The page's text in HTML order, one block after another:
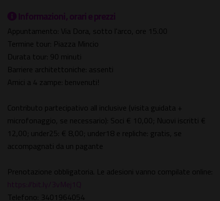
Informazioni, orari e prezzi
Appuntamento: Via Dora, sotto l'arco, ore 15.00
Termine tour: Piazza Mincio
Durata tour: 90 minuti
Barriere architettoniche: assenti
Amici a 4 zampe: benvenuti!
Contributo partecipativo all inclusive (visita guidata +
microfonaggio, se necessario): Soci € 10,00; Nuovi iscritti €
12,00; under25: € 8,00; under18 e repliche: gratis, se
accompagnati da un pagante
Prenotazione obbligatoria. Le adesioni vanno compilate online:
https://bit.ly/3vMej1Q
Telefono: 3401964054